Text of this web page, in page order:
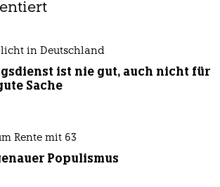
in Deutschland
ist nie gut, auch nicht für
Sache
Rente mit 63
Populismus